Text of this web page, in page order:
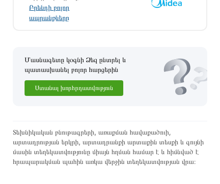
Մեր պրոֆեսիոնալ մենեջերները կմշակեն պատվերը և
կկապվեն ձեզ հետ՝ համաձայնեցնելու առաքման
բնութագրերը և կարծիքները:
Տվյալ ապրանքը սետիֆիկացված է և համպատասխանում է
բոլոր ստանդարտներին։ Գնված ապրանքի վերադարձը
կատարվում է 14 օրվա ընթացքում:
Բրենդի բոլոր
ապրանքները
Մասնագետը կօգնի Ձեզ ընտրել և
պատասխանել բոլոր հարցերին
Ստանալ խորհրդատվություն
Տեխնիկական բնութագրերի, առաքման հավաքածուի,
արտադրության երկրի, արտադրանքի արտաքին տեսքի և գույնի
մասին տեղեկատվությունը միայն հղման համար է և հիմնված է
հրապարակման պահին առկա վերջին տեղեկատվության վրա։